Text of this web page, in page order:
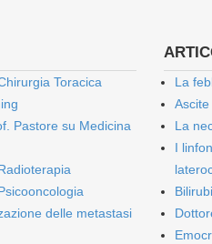
Toracica
Pastore su Medicina
delle metastasi
La
La
I